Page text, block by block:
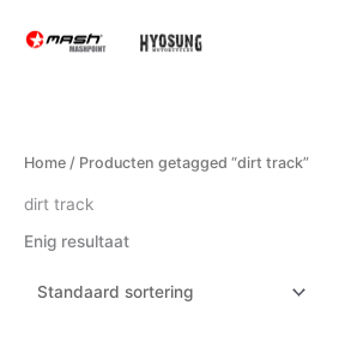
naar
Home / Producten getagged “dirt track”
dirt track
Enig resultaat